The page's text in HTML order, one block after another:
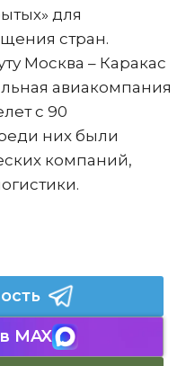
для
стран.
Москва – Каракас
авиакомпания
с 90
них были
компаний,
MAX